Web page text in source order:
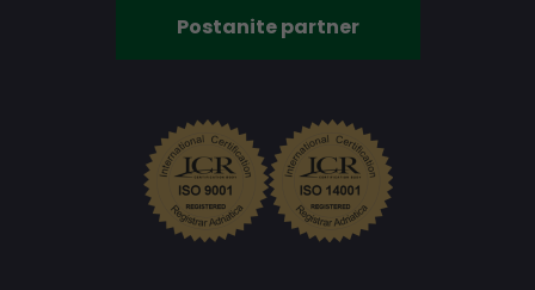
Postanite partner